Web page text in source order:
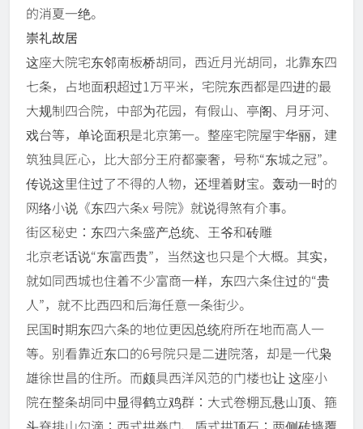
的消夏一绝。
崇礼故居
这座大院宅东邻南板桥胡同，西近月光胡同，北靠东四
七条，占地面积超过1万平米，宅院东西都是四进的最
大规制四合院，中部为花园，有假山、亭阁、月牙河、
戏台等，单论面积是北京第一。整座宅院屋宇华丽，建
筑独具匠心，比大部分王府都豪奢，号称“东城之冠”。
传说这里住过了不得的人物，还埋着财宝。轰动一时的
网络小说《东四六条x 号院》就说得煞有介事。
街区秘史：东四六条盛产总统、王爷和砖雕
北京老话说“东富西贵”，当然这也只是个大概。其实，
就如同西城也住着不少富商一样，东四六条住过的“贵
人”，就不比西四和后海任意一条街少。
民国时期东四六条的地位更因总统府所在地而高人一
等。别看靠近东口的6号院只是二进院落，却是一代枭
雄徐世昌的住所。而颇具西洋风范的门楼也让 这座小
院在整条胡同中显得鹤立鸡群：大式卷棚瓦悬山顶、箍